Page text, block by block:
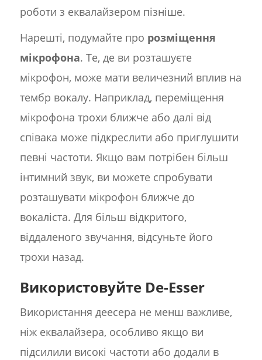
роботи з еквалайзером пізніше.
Нарешті, подумайте про розміщення
мікрофона. Те, де ви розташуєте
мікрофон, може мати величезний вплив на
тембр вокалу. Наприклад, переміщення
мікрофона трохи ближче або далі від
співака може підкреслити або приглушити
певні частоти. Якщо вам потрібен більш
інтимний звук, ви можете спробувати
розташувати мікрофон ближче до
вокаліста. Для більш відкритого,
віддаленого звучання, відсуньте його
трохи назад.
Використовуйте De-Esser
Використання деесера не менш важливе,
ніж еквалайзера, особливо якщо ви
підсилили високі частоти або додали в